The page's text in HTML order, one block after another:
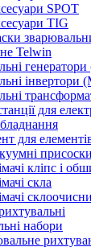
SPOT
TIG
Telwin
інвертори
для
для
присоски
кліпс і
скла
набори